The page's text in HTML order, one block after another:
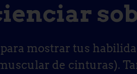
mostrar tus
de cinturas).